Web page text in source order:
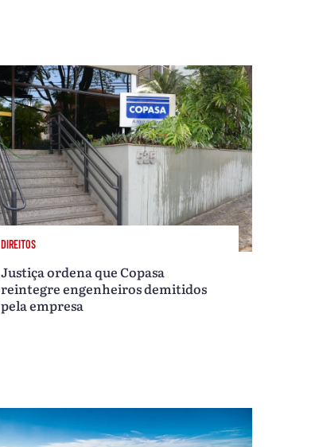
DIREITOS
Justiça ordena que Copasa
reintegre engenheiros demitidos
pela empresa